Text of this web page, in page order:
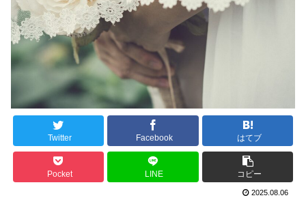
Twitter Facebook はてブ
Pocket LINE コピー
2025.08.06